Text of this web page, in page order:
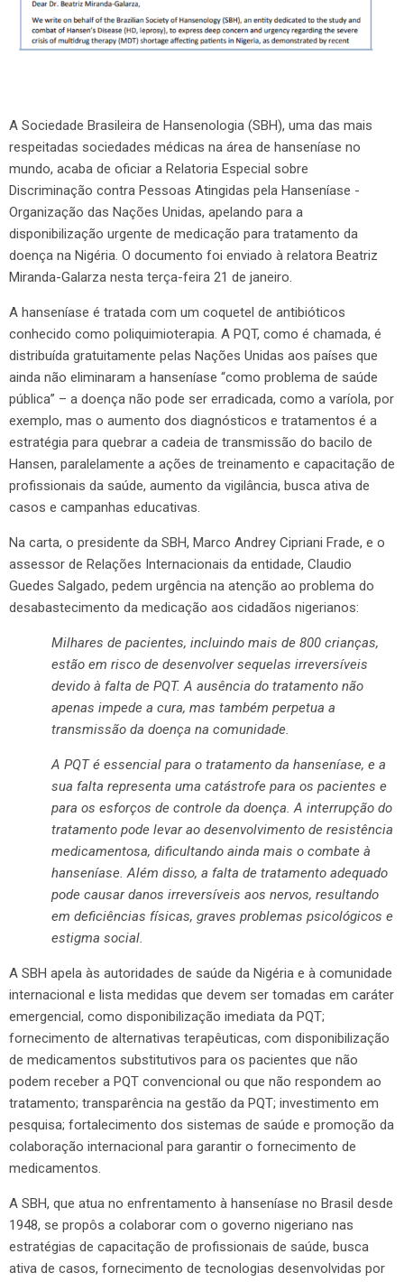
A Sociedade Brasileira de Hansenologia (SBH), uma das mais
respeitadas sociedades médicas na área de hanseníase no
mundo, acaba de oficiar a Relatoria Especial sobre
Discriminação contra Pessoas Atingidas pela Hanseníase -
Organização das Nações Unidas, apelando para a
disponibilização urgente de medicação para tratamento da
doença na Nigéria. O documento foi enviado à relatora Beatriz
Miranda-Galarza nesta terça-feira 21 de janeiro.
A hanseníase é tratada com um coquetel de antibióticos
conhecido como poliquimioterapia. A PQT, como é chamada, é
distribuída gratuitamente pelas Nações Unidas aos países que
ainda não eliminaram a hanseníase “como problema de saúde
pública” – a doença não pode ser erradicada, como a varíola, por
exemplo, mas o aumento dos diagnósticos e tratamentos é a
estratégia para quebrar a cadeia de transmissão do bacilo de
Hansen, paralelamente a ações de treinamento e capacitação de
profissionais da saúde, aumento da vigilância, busca ativa de
casos e campanhas educativas.
Na carta, o presidente da SBH, Marco Andrey Cipriani Frade, e o
assessor de Relações Internacionais da entidade, Claudio
Guedes Salgado, pedem urgência na atenção ao problema do
desabastecimento da medicação aos cidadãos nigerianos:
Milhares de pacientes, incluindo mais de 800 crianças,
estão em risco de desenvolver sequelas irreversíveis
devido à falta de PQT. A ausência do tratamento não
apenas impede a cura, mas também perpetua a
transmissão da doença na comunidade.
A PQT é essencial para o tratamento da hanseníase, e a
sua falta representa uma catástrofe para os pacientes e
para os esforços de controle da doença. A interrupção do
tratamento pode levar ao desenvolvimento de resistência
medicamentosa, dificultando ainda mais o combate à
hanseníase. Além disso, a falta de tratamento adequado
pode causar danos irreversíveis aos nervos, resultando
em deficiências físicas, graves problemas psicológicos e
estigma social.
A SBH apela às autoridades de saúde da Nigéria e à comunidade
internacional e lista medidas que devem ser tomadas em caráter
emergencial, como disponibilização imediata da PQT;
fornecimento de alternativas terapêuticas, com disponibilização
de medicamentos substitutivos para os pacientes que não
podem receber a PQT convencional ou que não respondem ao
tratamento; transparência na gestão da PQT; investimento em
pesquisa; fortalecimento dos sistemas de saúde e promoção da
colaboração internacional para garantir o fornecimento de
medicamentos.
A SBH, que atua no enfrentamento à hanseníase no Brasil desde
1948, se propôs a colaborar com o governo nigeriano nas
estratégias de capacitação de profissionais de saúde, busca
ativa de casos, fornecimento de tecnologias desenvolvidas por